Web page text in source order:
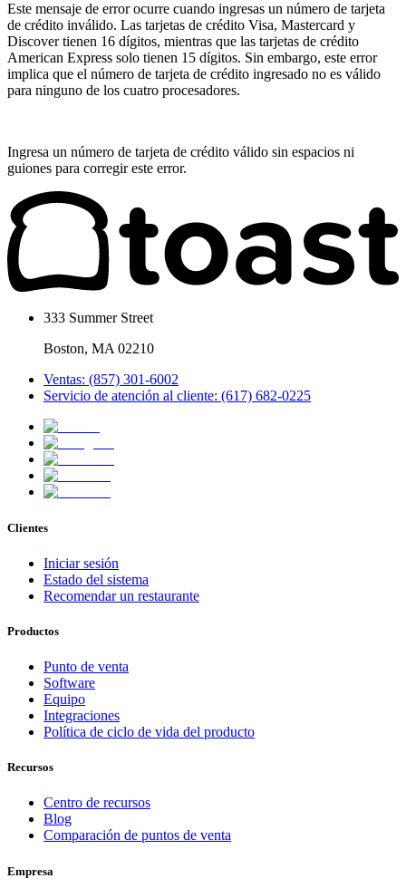
Este mensaje de error ocurre cuando ingresas un número de tarjeta
de crédito inválido. Las tarjetas de crédito Visa, Mastercard y
Discover tienen 16 dígitos, mientras que las tarjetas de crédito
American Express solo tienen 15 dígitos. Sin embargo, este error
implica que el número de tarjeta de crédito ingresado no es válido
para ninguno de los cuatro procesadores.
Ingresa un número de tarjeta de crédito válido sin espacios ni
guiones para corregir este error.
333 Summer Street
Boston, MA 02210
Ventas: (857) 301-6002
Servicio de atención al cliente: (617) 682-0225
Clientes
Iniciar sesión
Estado del sistema
Recomendar un restaurante
Productos
Punto de venta
Software
Equipo
Integraciones
Política de ciclo de vida del producto
Recursos
Centro de recursos
Blog
Comparación de puntos de venta
Empresa